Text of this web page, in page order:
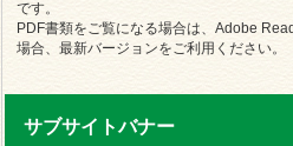
です。
PDF書類をご覧になる場合は、Adobe
場合、最新バージョンをご利用ください。
サブサイトバナー